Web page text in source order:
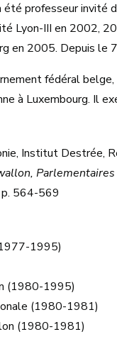
professeur invité
Lyon-III en 2002,
en 2005. Depuis le
fédéral
à Luxembourg. Il
Institut Destrée,
564-569
1995)
(1980-1995)
(1980-1981)
(1980-1981)